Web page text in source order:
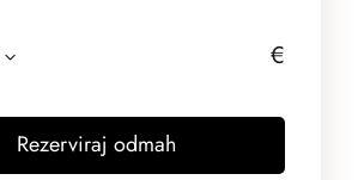
€
Rezerviraj odmah